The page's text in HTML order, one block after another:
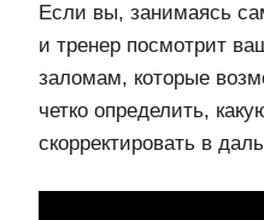
Если вы, занимаясь
и тренер посмотрит
заломам, которые
четко определить,
скорректировать в